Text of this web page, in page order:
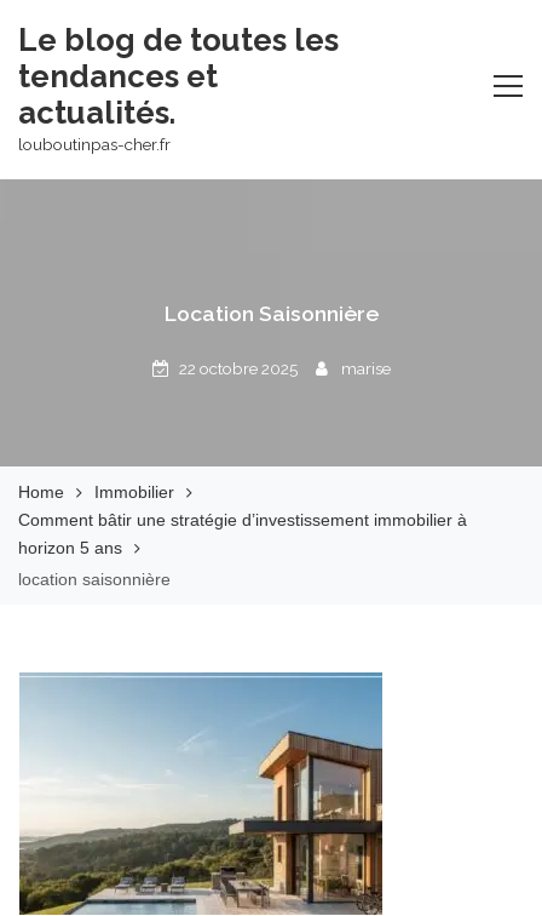
content
Le blog de toutes les
tendances et
actualités.
louboutinpas-cher.fr
Location Saisonnière
22 octobre 2025 marise
Home
Immobilier
Comment bâtir une stratégie d’investissement immobilier à
horizon 5 ans
location saisonnière